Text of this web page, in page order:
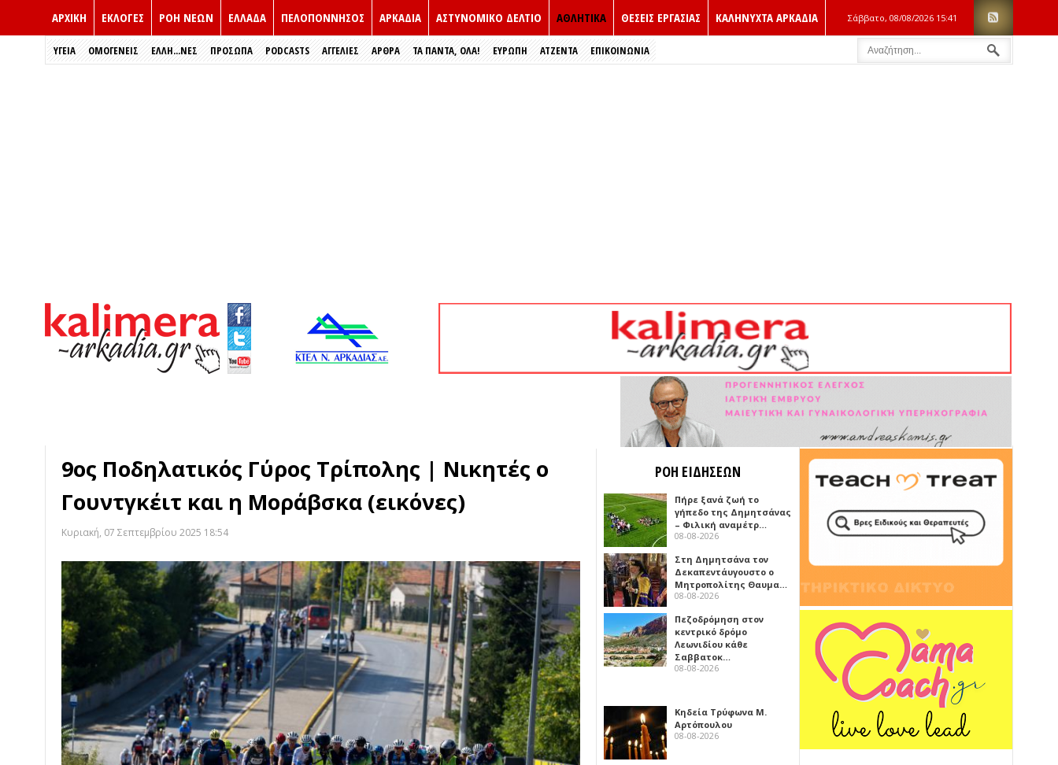
ΑΡΧΙΚΗ ΕΚΛΟΓΈΣ ΡΟΗ ΝΕΩΝ ΕΛΛΑΔΑ ΠΕΛΟΠΟΝΝΗΣΟΣ ΑΡΚΑΔΙΑ ΑΣΤΥΝΟΜΙΚΟ ΔΕΛΤΙΟ ΑΘΛΗΤΙΚΑ ΘΕΣΕΙΣ ΕΡΓΑΣΙΑΣ ΚΑΛΗΝΥΧΤΑ ΑΡΚΑΔΙΑ Σάββατο, 08/08/2026 15:41
ΥΓΕΙΑ ΟΜΟΓΕΝΕΙΣ ΈΛΛΗ...ΝΕΣ ΠΡΌΣΩΠΑ PODCASTS ΑΓΓΕΛΙΕΣ ΑΡΘΡΑ ΤΑ ΠΑΝΤΑ, ΟΛΑ! ΕΥΡΏΠΗ ΑΤΖΕΝΤΑ ΕΠΙΚΟΙΝΩΝΙΑ
9ος Ποδηλατικός Γύρος Τρίπολης | Νικητές ο
Γουντγκέιτ και η Μοράβσκα (εικόνες)
Κυριακή, 07 Σεπτεμβρίου 2025 18:54
ΡΟΗ ΕΙΔΗΣΕΩΝ
Πήρε ξανά ζωή το
γήπεδο της Δημητσάνας
– Φιλική αναμέτρ…
08-08-2026
Στη Δημητσάνα τον
Δεκαπεντάυγουστο ο
Μητροπολίτης Θαυμα…
08-08-2026
Πεζοδρόμηση στον
κεντρικό δρόμο
Λεωνιδίου κάθε
Σαββατοκ…
08-08-2026
Κηδεία Τρύφωνα Μ.
Αρτόπουλου
08-08-2026